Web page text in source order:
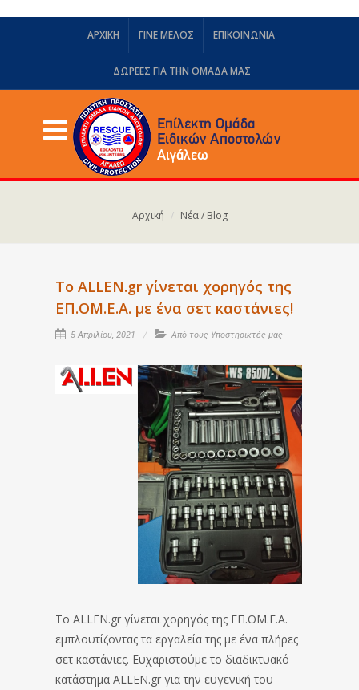
ΑΡΧΙΚΗ ΓΙΝΕ ΜΕΛΟΣ ΕΠΙΚΟΙΝΩΝΙΑ
ΔΩΡΕΈΣ ΓΙΑ ΤΗΝ ΟΜΆΔΑ ΜΑΣ
Αρχική Νέα / Blog
To ALLEN.gr γίνεται χορηγός της
ΕΠ.ΟΜ.Ε.Α. με ένα σετ καστάνιες!
5 Απριλίου, 2021 Από τους Υποστηρικτές μας
To ALLEN.gr γίνεται χορηγός της ΕΠ.ΟΜ.Ε.Α.
εμπλουτίζοντας τα εργαλεία της με ένα πλήρες
σετ καστάνιες. Ευχαριστούμε το διαδικτυακό
κατάστημα ALLEN.gr για την ευγενική του